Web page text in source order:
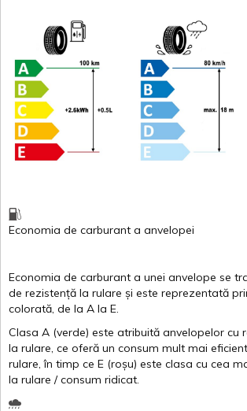
Economia de carburant a anvelopei
Economia de carburant a unei anvelope se
de rezistență la rulare și este reprezentată
colorată, de la A la E.
Clasa A (verde) este atribuită anvelopelor cu
la rulare, ce oferă un consum mult mai eficient
rulare,în timp ce E (roșu) este clasa cu cea
la rulare /consum ridicat.